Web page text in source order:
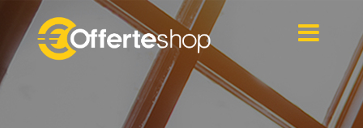
inhoud
springen